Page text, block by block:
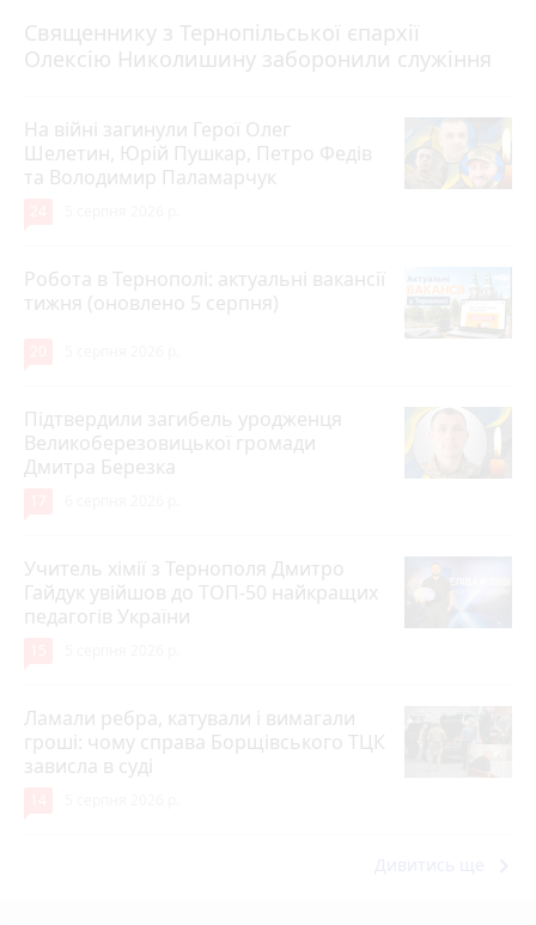
Священнику з Тернопільської єпархії
Олексію Николишину заборонили служіння
На війні загинули Герої Олег
Шелетин, Юрій Пушкар, Петро Федів
та Володимир Паламарчук
Робота в Тернополі: актуальні вакансії
тижня (оновлено 5 серпня)
Підтвердили загибель уродженця
Великоберезовицької громади
Дмитра Березка
Учитель хімії з Тернополя Дмитро
Гайдук увійшов до ТОП-50 найкращих
педагогів України
Ламали ребра, катували і вимагали
гроші: чому справа Борщівського ТЦК
зависла в суді